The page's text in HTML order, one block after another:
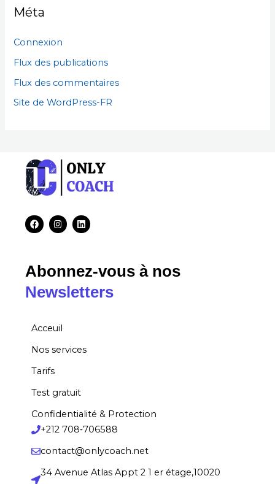
Méta
Connexion
Flux des publications
Flux des commentaires
Site de WordPress-FR
c
e
b
s
t
a
m
n
k
e
Abonnez-vous à nos
Newsletters
Acceuil
Nos services
Tarifs
Test gratuit
Confidentialité & Protection
+212 708‑706588
contact@onlycoach.net
34 Avenue Atlas Appt 2 1 er étage,10020